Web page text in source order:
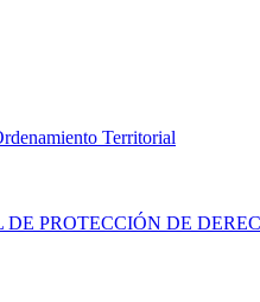
Territorial
PROTECCIÓN DE